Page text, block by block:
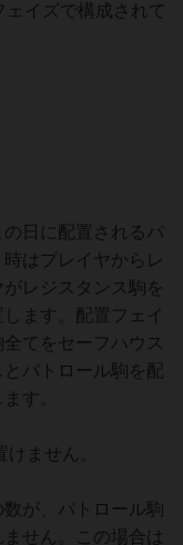
イズで構成されて
日に配置されるパ
はプレイヤからレ
レジスタンス駒を
ます。配置フェイ
てをセーフハウス
パトロール駒を配
す。
ません。
が、パトロール駒
せん。この場合は